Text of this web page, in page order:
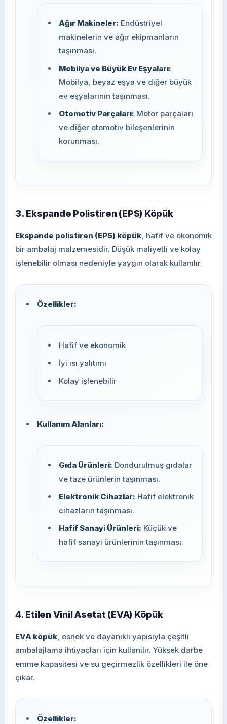
Ağır Makineler: Endüstriyel
makinelerin ve ağır ekipmanların
taşınması.
Mobilya ve Büyük Ev Eşyaları:
Mobilya, beyaz eşya ve diğer büyük
ev eşyalarının taşınması.
Otomotiv Parçaları: Motor parçaları
ve diğer otomotiv bileşenlerinin
korunması.
3. Ekspande Polistiren (EPS) Köpük
Ekspande polistiren (EPS) köpük, hafif ve ekonomik
bir ambalaj malzemesidir. Düşük maliyetli ve kolay
işlenebilir olması nedeniyle yaygın olarak kullanılır.
Özellikler:
Hafif ve ekonomik
İyi ısı yalıtımı
Kolay işlenebilir
Kullanım Alanları:
Gıda Ürünleri: Dondurulmuş gıdalar
ve taze ürünlerin taşınması.
Elektronik Cihazlar: Hafif elektronik
cihazların taşınması.
Hafif Sanayi Ürünleri: Küçük ve
hafif sanayi ürünlerinin taşınması.
4. Etilen Vinil Asetat (EVA) Köpük
EVA köpük, esnek ve dayanıklı yapısıyla çeşitli
ambalajlama ihtiyaçları için kullanılır. Yüksek darbe
emme kapasitesi ve su geçirmezlik özellikleri ile öne
çıkar.
Özellikler: